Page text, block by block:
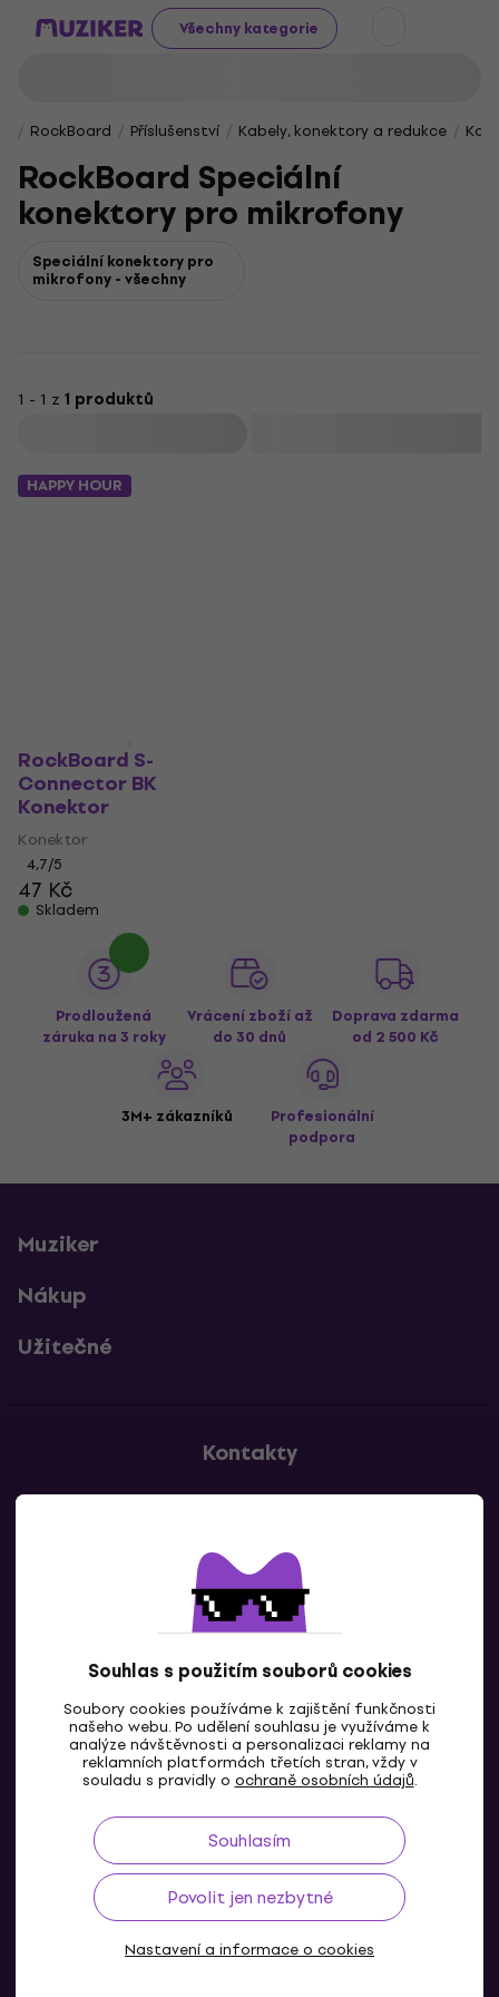
Všechny kategorie
Souhlas s použitím souborů cookies
Soubory cookies používáme k zajištění funkčnosti
našeho webu. Po udělení souhlasu je využíváme k
analýze návštěvnosti a personalizaci reklamy na
reklamních platformách třetích stran, vždy v
souladu s pravidly o ochraně osobních údajů.
Souhlasím
Povolit jen nezbytné
Nastavení a informace o cookies
RockBoard Příslušenství Kabely, konektory a redukce
RockBoard Speciální
konektory pro mikrofony
Speciální konektory pro
mikrofony - všechny
1 - 1 z 1 produktů
HAPPY HOUR
RockBoard S-
Connector BK
Konektor
Konektor
4,7/5
47 Kč
Skladem
Prodloužená
záruka na 3 roky
Vrácení zboží až
do 30 dnů
Doprava zdarma
od 2 500 Kč
3M+ zákazníků
Profesionální
podpora
Muziker
Nákup
Užitečné
Kontakty
CZ